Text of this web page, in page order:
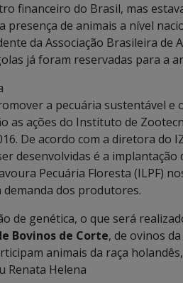
financeiro do Brasil, mas
presença de animais a nível
da Associação Brasileira de
já foram reservadas para a
a pecuária sustentável e
as ações do Instituto de
De acordo com a diretora do
desenvolvidas é a
Pecuária Floresta (ILPF)
dos produtores.
de genética, o que será
Bovinos de Corte, de ovinos
animais da raça
Renata Helena